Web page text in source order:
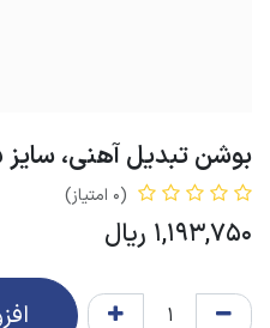
بوشن تبدیل آهنی، سایز 2.5*3
(0 امتیاز)
1,193,750 ریال